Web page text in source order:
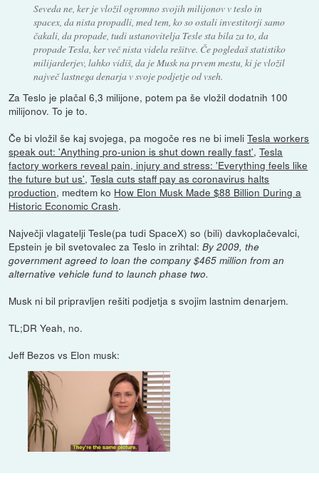
Seveda ne, ker je vložil ogromno svojih milijonov v teslo in
spacex, da nista propadli, med tem, ko so ostali investitorji samo
čakali, da propade, tudi ustanovitelja Tesle sta bila za to, da
propade Tesla, ker več nista videla rešitve. Če pogledaš statistiko
milijarderjev, lahko vidiš, da je Musk na prvem mestu, ki je vložil
največ lastnega denarja v svoje podjetje od vseh.
Za Teslo je plačal 6,3 milijone, potem pa še vložil dodatnih 100
milijonov. To je to.
Če bi vložil še kaj svojega, pa mogoče res ne bi imeliTesla workers
speak out: 'Anything pro-union is shut down really fast',Tesla
factory workers reveal pain, injury and stress: 'Everything feels like
the future but us',Tesla cuts staff pay as coronavirus halts
production, medtem ko How Elon Musk Made $88 Billion During a
Historic Economic Crash.
Največji vlagatelji Tesle(pa tudi SpaceX) so (bili) davkoplačevalci,
Epstein je bil svetovalec za Teslo in zrihtal:By 2009, the
government agreed to loan the company $465 million from an
alternative vehicle fund to launch phase two.
Musk ni bil pripravljen rešiti podjetja s svojim lastnim denarjem.
TL;DR Yeah, no.
Jeff Bezos vs Elon musk: